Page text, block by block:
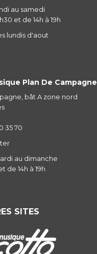
au samedi
et de 14h à 19h
lundis d'aout
Plan De Campagne
bât A zone nord
35 70
au dimanche
de 14h à 19h
SITES